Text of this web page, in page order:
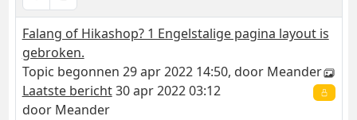
Falang of Hikashop? 1 Engelstalige pagina layout is
gebroken.
Topic begonnen 29 apr 2022 14:50, door Meander
Laatste bericht30 apr 2022 03:12
door Meander